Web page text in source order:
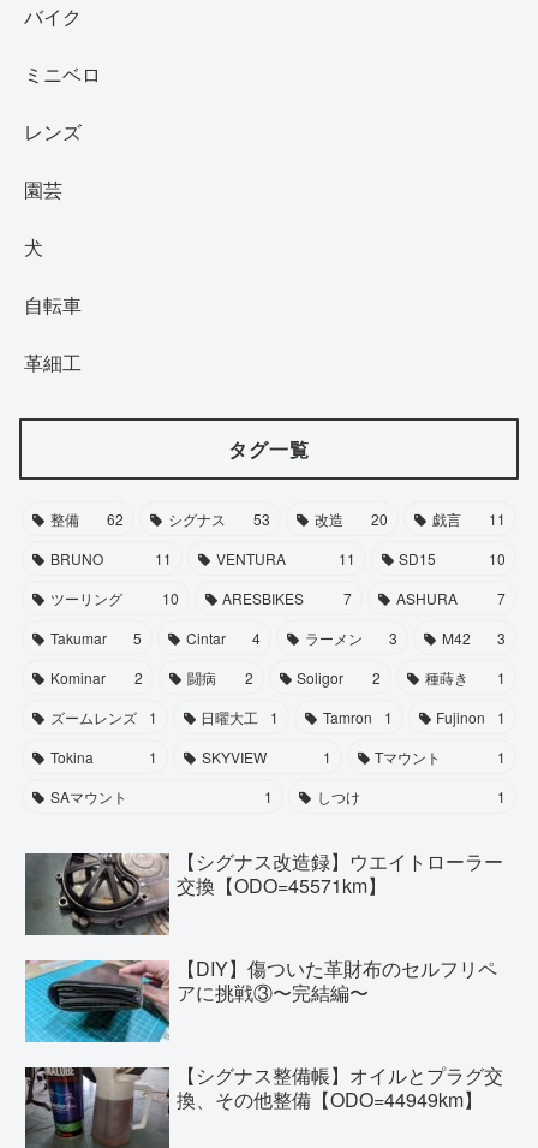
バイク
ミニベロ
レンズ
園芸
犬
自転車
革細工
タグ一覧
整備 62 シグナス 53 改造 20 戯言
11
BRUNO
11 VENTURA 11 SD15
10
ツーリング
10 ARESBIKES 7 ASHURA
7
Takumar
5 Cintar 4 ラーメン 3 M42
3
Kominar
2 闘病 2 Soligor 2 種蒔き
1
ズームレンズ
1 日曜大工 1 Tamron 1 Fujinon
1
Tokina
1 SKYVIEW 1 Tマウント
1
SAマウント
1 しつけ 1
【シグナス改造録】ウエイトローラー
交換【ODO=45571km】
【DIY】傷ついた革財布のセルフリペ
アに挑戦③〜完結編〜
【シグナス整備帳】オイルとプラグ交
換、その他整備【ODO=44949km】